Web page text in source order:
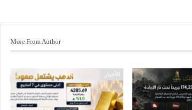
More From Author
الأخبار